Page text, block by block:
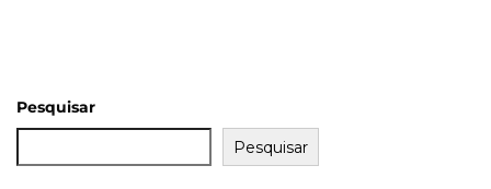
Pesquisar
Pesquisar